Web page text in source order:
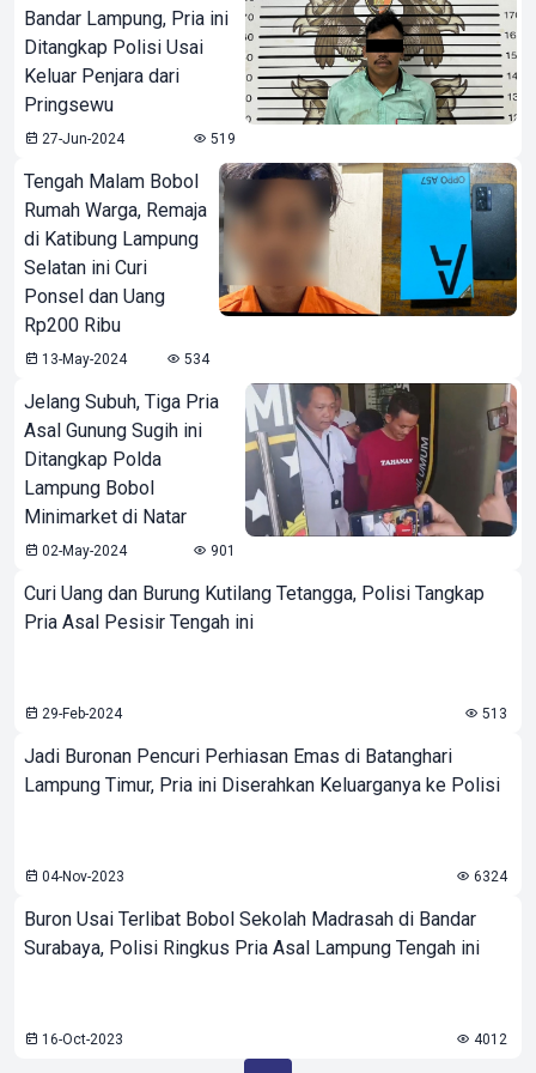
Bandar Lampung, Pria ini
Ditangkap Polisi Usai
Keluar Penjara dari
Pringsewu
27-Jun-2024 519
Tengah Malam Bobol
Rumah Warga, Remaja
di Katibung Lampung
Selatan ini Curi
Ponsel dan Uang
Rp200 Ribu
13-May-2024 534
Jelang Subuh, Tiga Pria
Asal Gunung Sugih ini
Ditangkap Polda
Lampung Bobol
Minimarket di Natar
02-May-2024 901
Curi Uang dan Burung Kutilang Tetangga, Polisi Tangkap
Pria Asal Pesisir Tengah ini
29-Feb-2024 513
Jadi Buronan Pencuri Perhiasan Emas di Batanghari
Lampung Timur, Pria ini Diserahkan Keluarganya ke Polisi
04-Nov-2023 6324
Buron Usai Terlibat Bobol Sekolah Madrasah di Bandar
Surabaya, Polisi Ringkus Pria Asal Lampung Tengah ini
16-Oct-2023 4012